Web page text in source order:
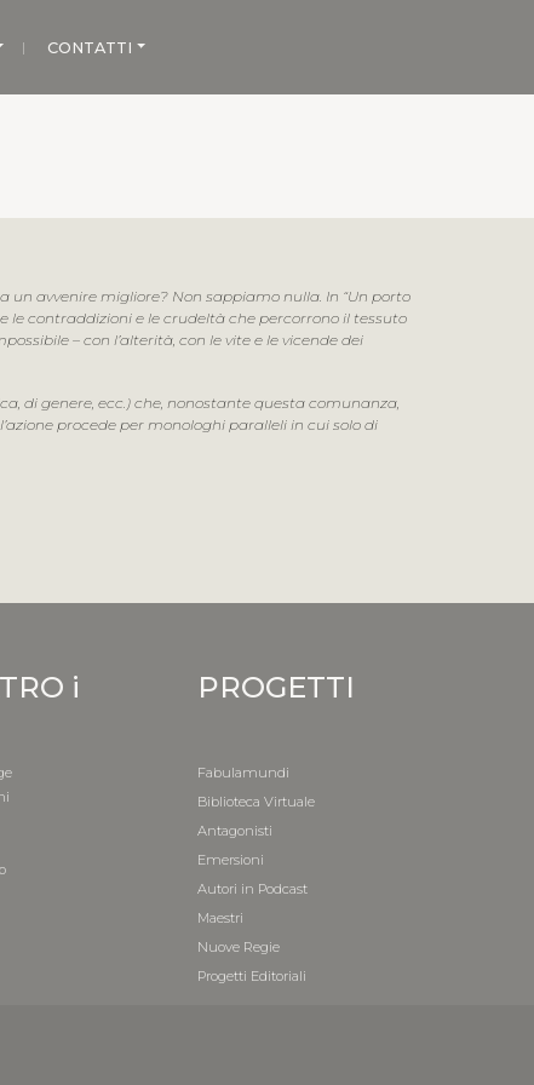
CONTATTI
un avvenire migliore? Non sappiamo nulla. In “Un porto
le contraddizioni e le crudeltà che percorrono il tessuto
– con l’alterità, con le vite e le vicende dei
di genere, ecc.) che, nonostante questa comunanza,
procede per monologhi paralleli in cui solo di
i PROGETTI
Fabulamundi
Biblioteca Virtuale
Antagonisti
Emersioni
Autori in Podcast
Maestri
Nuove Regie
Progetti Editoriali